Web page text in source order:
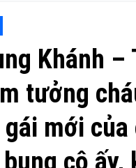
Khánh
tưởng
gái mới
cô